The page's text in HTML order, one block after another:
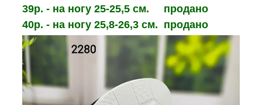
39р. - на ногу 25-25,5 см. продано
40р. - на ногу 25,8-26,3 см. продано